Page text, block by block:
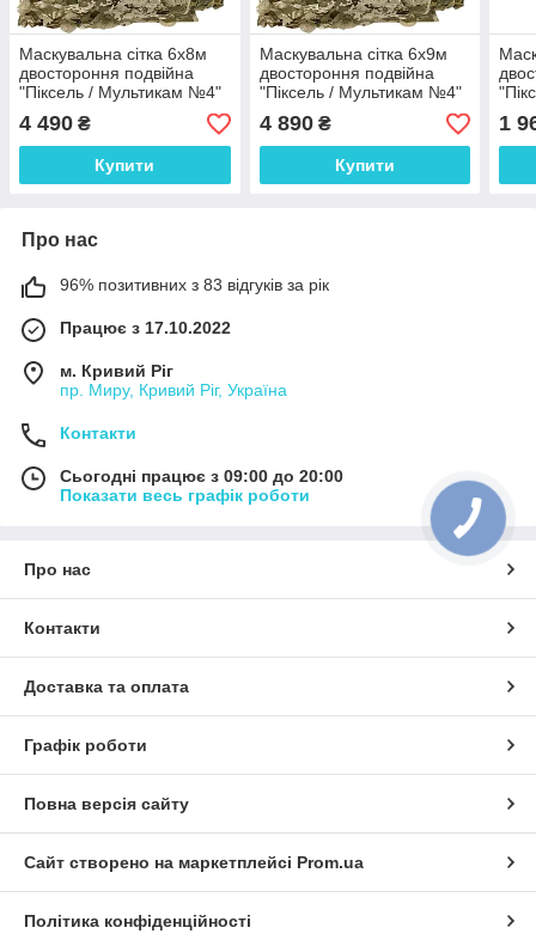
Маскувальна сітка 6х8м
двостороння подвійна
"Піксель / Мультикам №4"
4 490 ₴
Купити
Маскувальна сітка 6х9м
двостороння подвійна
"Піксель / Мультикам №4"
4 890₴
Купити
1
Про нас
96% позитивних з 83 відгуків за рік
Працює з 17.10.2022
м. Кривий Ріг
пр. Миру, Кривий Ріг, Україна
Контакти
Сьогодні працює з 09:00 до 20:00
Показати весь графік роботи
Про нас
Контакти
Доставка та оплата
Графік роботи
Повна версія сайту
Сайт створено на маркетплейсі Prom.ua
Політика конфіденційності